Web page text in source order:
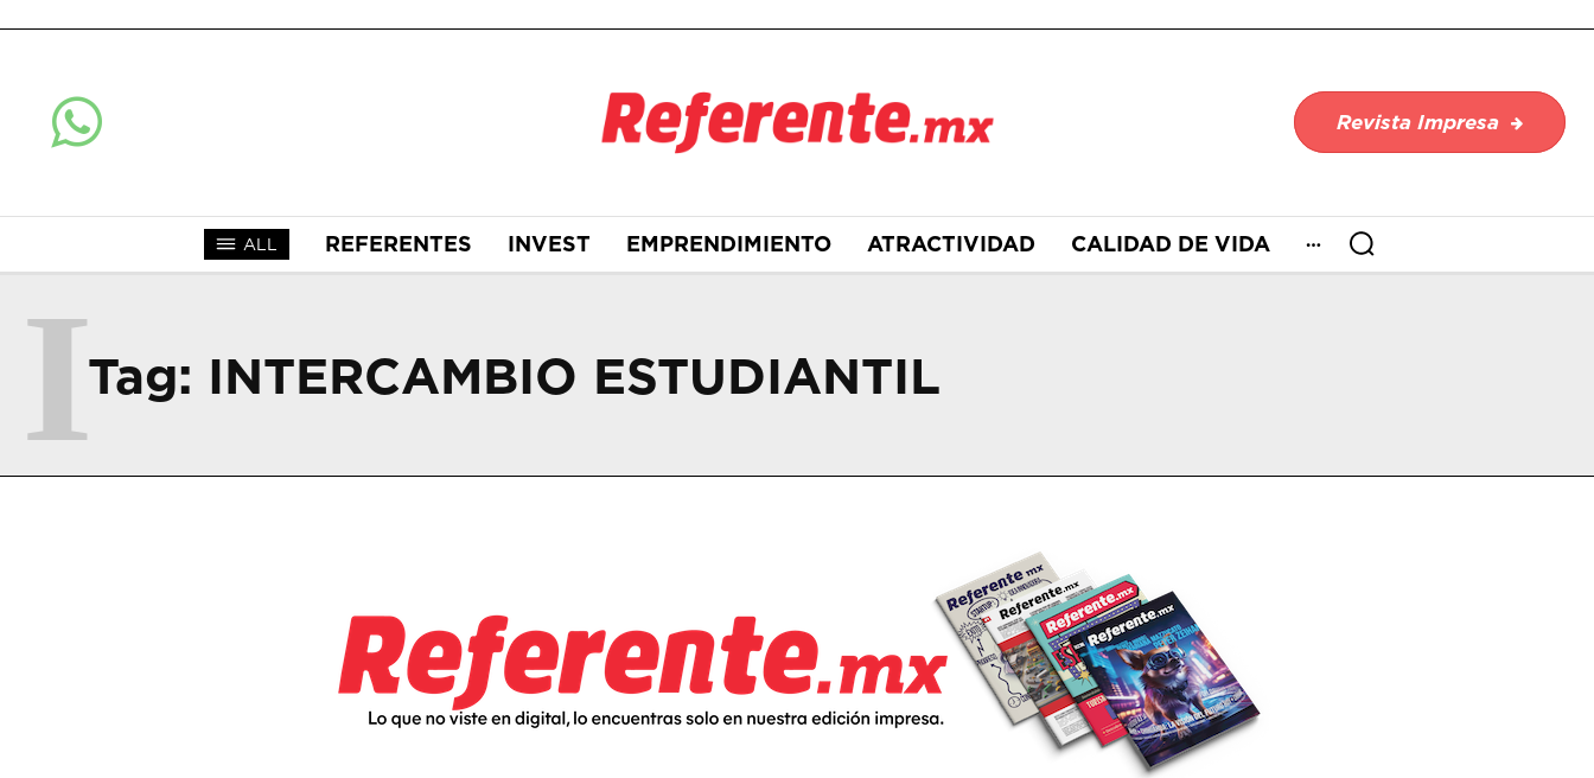
Revista Impresa
ALL REFERENTES INVEST EMPRENDIMIENTO ATRACTIVIDAD CALIDAD DE VIDA
Tag: INTERCAMBIO ESTUDIANTIL
I